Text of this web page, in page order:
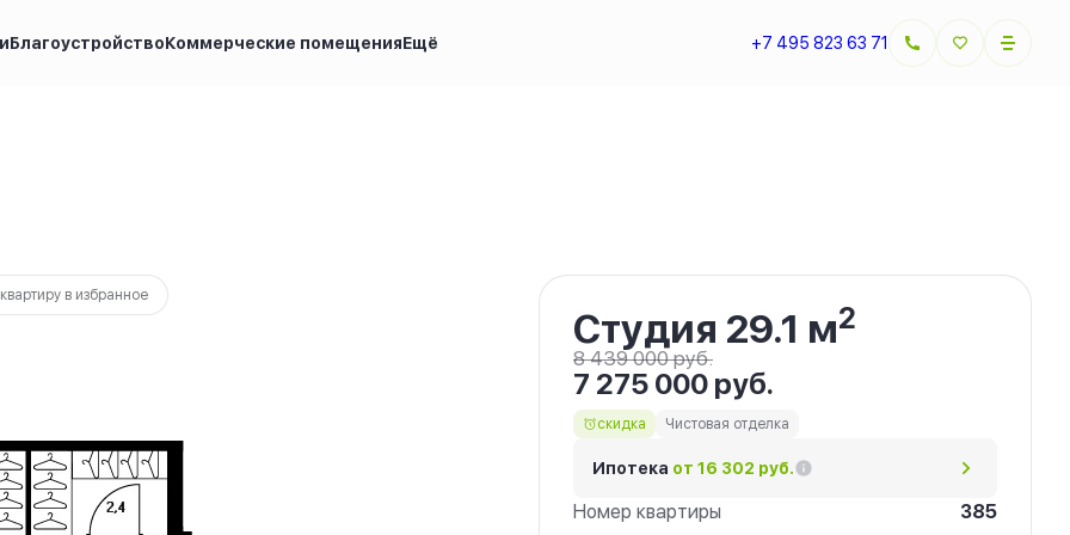
БлагоустройствоКоммерческие помещенияЕщё +7 495 823 63 71
квартиру за 24 часа
Студия 29.1 м2
8 439 000 руб.
7 275 000 руб.
скидка Чистовая отделка
Ипотека от 16 302 руб.
Номер квартиры 385